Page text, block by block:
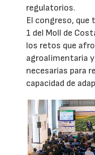
regulatorios.
El congreso, que
1 del Moll de
los retos que
agroalimentaria
necesarias para
capacidad de